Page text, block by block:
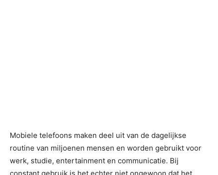
Mobiele telefoons maken deel uit van de dagelijkse
routine van miljoenen mensen en worden gebruikt voor
werk, studie, entertainment en communicatie. Bij